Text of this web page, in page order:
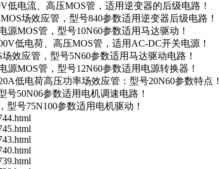
低电流、高压MOS管，适用逆变器的后级电路！
场效应管，型号840参数适用逆变器后级电路！
源MOS管，型号10N60参数适用马达驱动！
低电荷、高压MOS管，适用AC-DC开关电源！
效应管，型号5N60参数适用马达驱动电路！
源MOS管，型号12N60参数适用电源转换器！
低电荷高压功率场效应管：型号20N60参数特点！
号50N06参数适用电机调速电路！
型号75N100参数适用电机驱动！